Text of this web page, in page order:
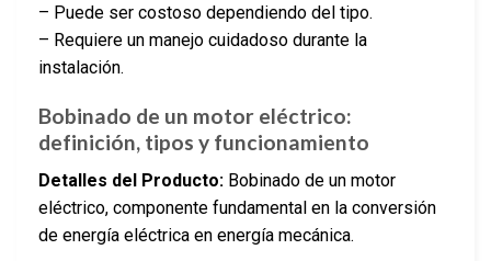
– Puede ser costoso dependiendo del tipo.
– Requiere un manejo cuidadoso durante la
instalación.
Bobinado de un motor eléctrico:
definición, tipos y funcionamiento
Detalles del Producto: Bobinado de un motor
eléctrico, componente fundamental en la conversión
de energía eléctrica en energía mecánica.